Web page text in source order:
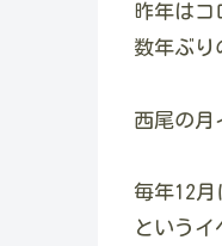
昨年は
数年ぶり
西尾の月
毎年12月
というイ